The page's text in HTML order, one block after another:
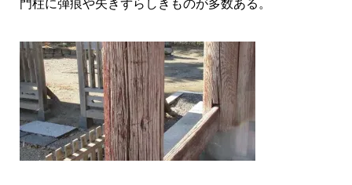
門柱に弾痕や矢きずらしきものが多数ある。